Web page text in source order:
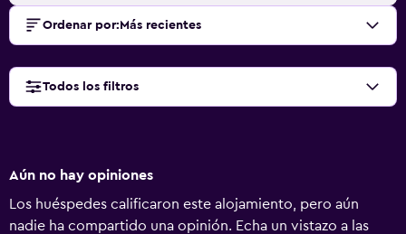
Ordenar por: Más recientes
Todos los filtros
Aún no hay opiniones
Los huéspedes calificaron este alojamiento, pero aún
nadie ha compartido una opinión. Echa un vistazo a las